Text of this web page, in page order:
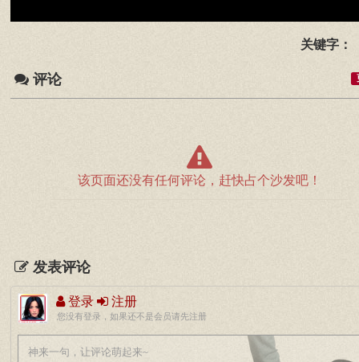
关键字：
评论
该页面还没有任何评论，赶快占个沙发吧！
发表评论
登录 注册
您没有登录，如果还不是会员请先注册